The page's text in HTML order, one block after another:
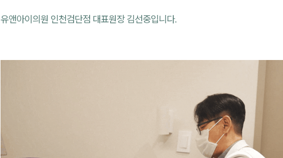
유앤아이의원 인천검단점 대표원장 김선중입니다.